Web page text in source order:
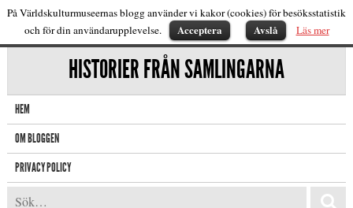
HISTORIER FRÅN SAMLINGARNA
HEM
OM BLOGGEN
PRIVACY POLICY
På Världskulturmuseernas blogg använder vi kakor (cookies) för besöksstatistik
och för din användarupplevelse.
Acceptera Avslå Läs mer